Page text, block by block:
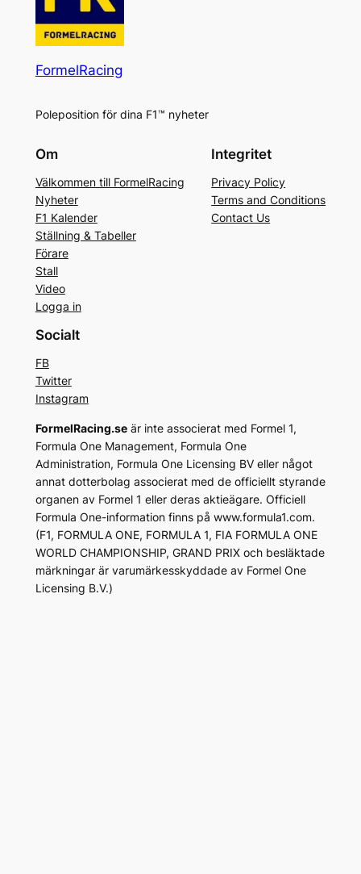
FormelRacing
Poleposition för dina F1™ nyheter
Om
Välkommen till FormelRacing
Nyheter
F1 Kalender
Ställning & Tabeller
Förare
Stall
Video
Logga in
Integritet
Privacy Policy
Terms and Conditions
Contact Us
Socialt
FB
Twitter
Instagram
FormelRacing.seär inte associerat med Formel 1,
Formula One Management, Formula One
Administration, Formula One Licensing BV eller något
annat dotterbolag associerat med de officiellt styrande
organen av Formel 1 eller deras aktieägare. Officiell
Formula One-information finns på www.formula1.com.
(F1, FORMULA ONE, FORMULA 1, FIA FORMULA ONE
WORLD CHAMPIONSHIP, GRAND PRIX och besläktade
märkningar är varumärkesskyddade av Formel One
Licensing B.V.)